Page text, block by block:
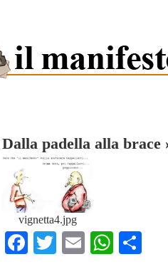
Dalla padella alla brace
vignetta4.jpg
Facebook
TwitterEmail